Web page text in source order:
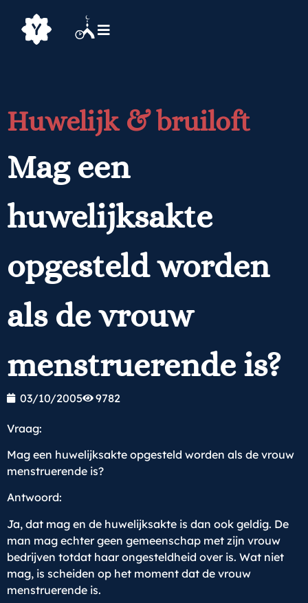
Huwelijk & bruiloft
Mag een
huwelijksakte
opgesteld worden
als de vrouw
menstruerende is?
03/10/2005 9782
Vraag:
Mag een huwelijksakte opgesteld worden als de vrouw
menstruerende is?
Antwoord:
Ja, dat mag en de huwelijksakte is dan ook geldig. De
man mag echter geen gemeenschap met zijn vrouw
bedrijven totdat haar ongesteldheid over is. Wat niet
mag, is scheiden op het moment dat de vrouw
menstruerende is.